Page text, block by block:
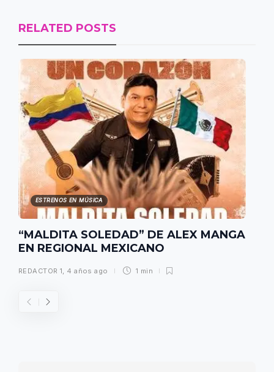
RELATED POSTS
ESTRENOS EN MÚSICA
“MALDITA SOLEDAD” DE ALEX MANGA
EN REGIONAL MEXICANO
REDACTOR 1 4 años ago 1 min